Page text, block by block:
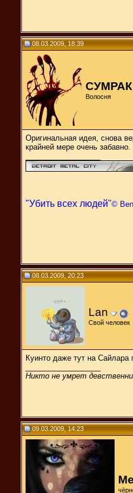
08.03.2009, 18:39
СУМРАК
Волосня
Оригинальная идея, снова
крайней мере очень забавно.
"Убить всех людей"©
08.03.2009, 20:23
Lan
Свой человек
Куинто даже тут на Сайлара
Никто не умрет
09.03.2009, 14:23